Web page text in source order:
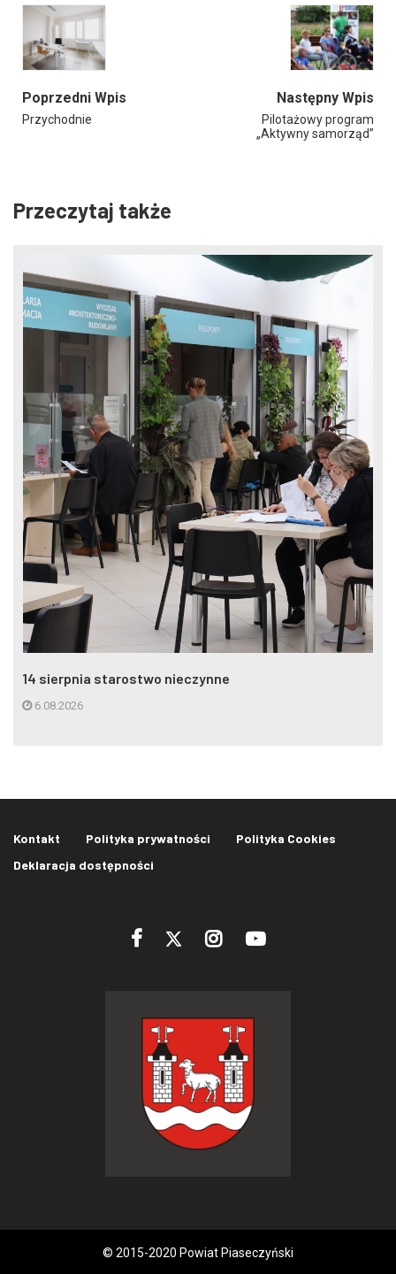
Poprzedni Wpis
Przychodnie
Następny Wpis
Pilotażowy program
„Aktywny samorząd”
Przeczytaj także
14 sierpnia starostwo nieczynne
6.08.2026
Kontakt Polityka prywatności
Polityka Cookies
Deklaracja dostępności
© 2015-2020 Powiat Piaseczyński